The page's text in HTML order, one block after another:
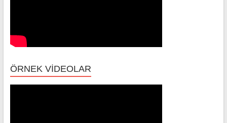
ÖRNEK VİDEOLAR